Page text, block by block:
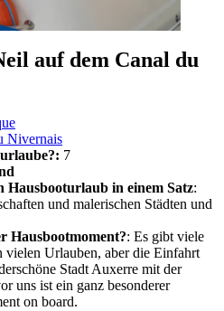
auf dem Canal du
Nivernais
7
Hausbooturlaub in einem Satz:
und malerischen Städten und
Hausbootmoment?: Es gibt viele
vielen Urlauben, aber die Einfahrt
Stadt Auxerre mit der
uns ist ein ganz besonderer
on board.